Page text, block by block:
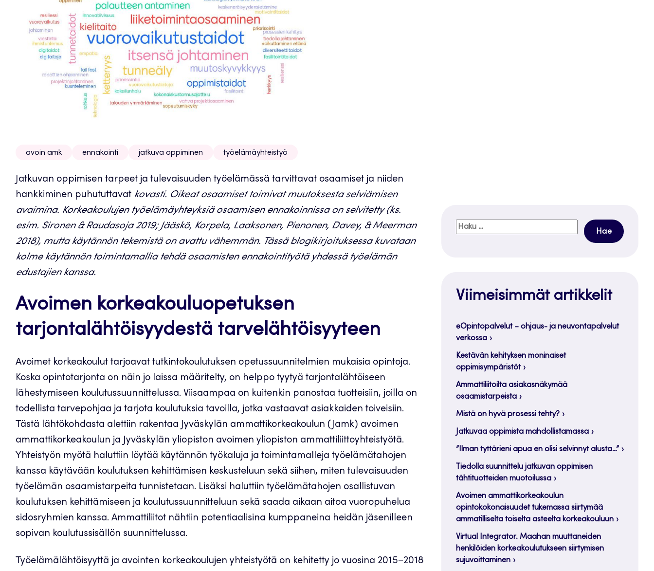
avoin amk ennakointi jatkuva oppiminen työelämäyhteistyö
Jatkuvan oppimisen tarpeet ja tulevaisuuden työelämässä tarvittavat osaamiset ja niiden
hankkiminen puhututtavat kovasti. Oikeat osaamiset toimivat muutoksesta selviämisen
avaimina. Korkeakoulujen työelämäyhteyksiä osaamisen ennakoinnissa on selvitetty (ks.
esim. Sironen & Raudasoja 2019; Jääskö, Korpela, Laaksonen, Pienonen, Davey, & Meerman
2018), mutta käytännön tekemistä on avattu vähemmän. Tässä blogikirjoituksessa kuvataan
kolme käytännön toimintamallia tehdä osaamisten ennakointityötä yhdessä työelämän
edustajien kanssa.
Avoimen korkeakouluopetuksen
tarjontalähtöisyydestä tarvelähtöisyyteen
Avoimet korkeakoulut tarjoavat tutkintokoulutuksen opetussuunnitelmien mukaisia opintoja.
Koska opintotarjonta on näin jo laissa määritelty, on helppo tyytyä tarjontalähtöiseen
lähestymiseen koulutussuunnittelussa. Viisaampaa on kuitenkin panostaa tuotteisiin, joilla on
todellista tarvepohjaa ja tarjota koulutuksia tavoilla, jotka vastaavat asiakkaiden toiveisiin.
Tästä lähtökohdasta alettiin rakentaa Jyväskylän ammattikorkeakoulun (Jamk) avoimen
ammattikorkeakoulun ja Jyväskylän yliopiston avoimen yliopiston ammattiliittoyhteistyötä.
Yhteistyön myötä haluttiin löytää käytännön työkaluja ja toimintamalleja työelämätahojen
kanssa käytävään koulutuksen kehittämisen keskusteluun sekä siihen, miten tulevaisuuden
työelämän osaamistarpeita tunnistetaan. Lisäksi haluttiin työelämätahojen osallistuvan
koulutuksen kehittämiseen ja koulutussuunnitteluun sekä saada aikaan aitoa vuoropuhelua
sidosryhmien kanssa. Ammattiliitot nähtiin potentiaalisina kumppaneina heidän jäsenilleen
sopivan koulutussisällön suunnittelussa.
Työelämälähtöisyyttä ja avointen korkeakoulujen yhteistyötä on kehitetty jo vuosina 2015–2018
Haku:
Viimeisimmät artikkelit
eOpintopalvelut – ohjaus- ja neuvontapalvelut
verkossa
Kestävän kehityksen moninaiset
oppimisympäristöt
Ammattiliitoilta asiakasnäkymää
osaamistarpeista
Mistä on hyvä prosessi tehty?
Jatkuvaa oppimista mahdollistamassa
”Ilman tyttärieni apua en olisi selvinnyt alusta…”
Tiedolla suunnittelu jatkuvan oppimisen
tähtituotteiden muotoilussa
Avoimen ammattikorkeakoulun
opintokokonaisuudet tukemassa siirtymää
ammatilliselta toiselta asteelta korkeakouluun
Virtual Integrator. Maahan muuttaneiden
henkilöiden korkeakoulutukseen siirtymisen
sujuvoittaminen